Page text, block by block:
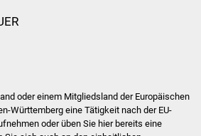
Veranstaltungen
Stadtfest
oder einem Mitgliedsland der Europäischen
Württemberg eine Tätigkeit nach der EU-
oder üben Sie hier bereits eine